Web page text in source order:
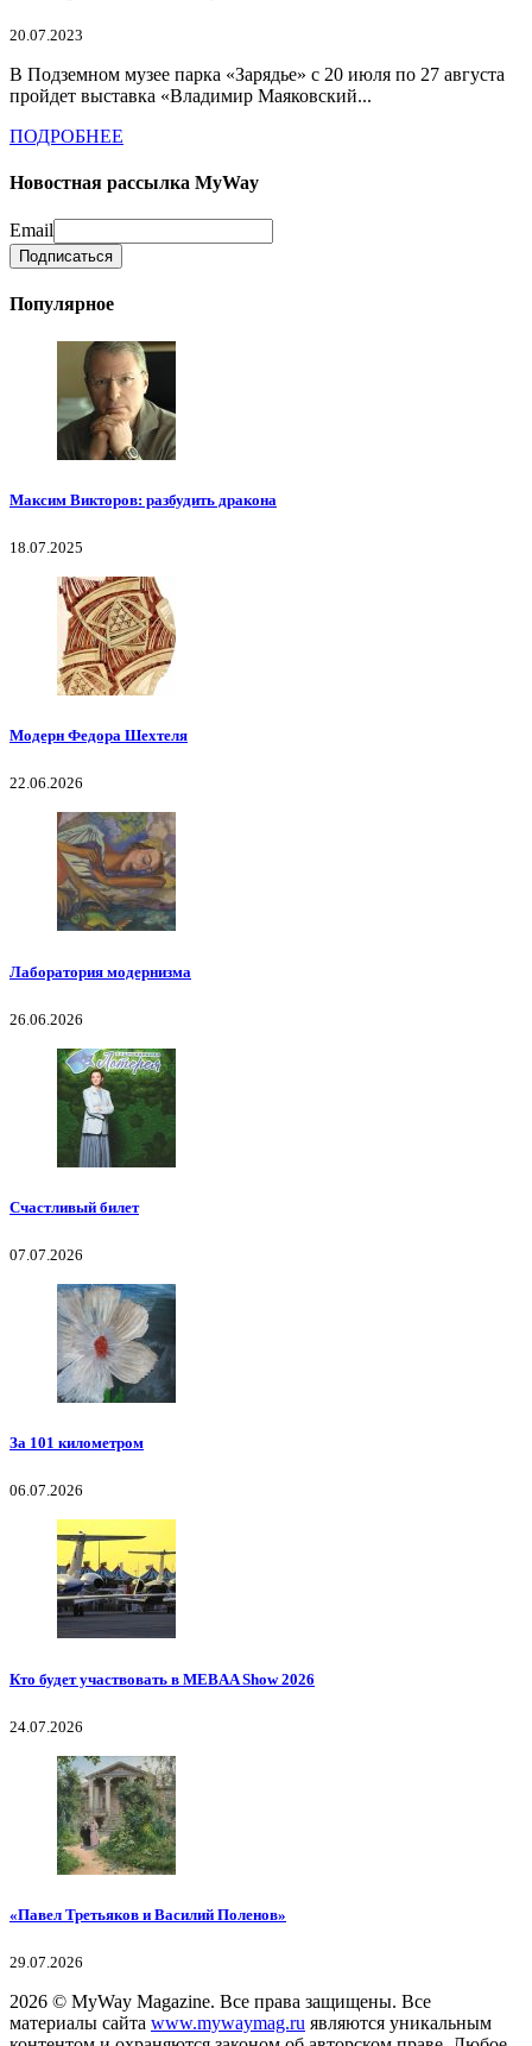
20.07.2023
В Подземном музее парка «Зарядье» с 20 июля по 27 августа
пройдет выставка «Владимир Маяковский...
ПОДРОБНЕЕ
Новостная рассылка MyWay
Email
Популярное
Максим Викторов: разбудить дракона
18.07.2025
Модерн Федора Шехтеля
22.06.2026
Лаборатория модернизма
26.06.2026
Счастливый билет
07.07.2026
За 101 километром
06.07.2026
Кто будет участвовать в MEBAA Show 2026
24.07.2026
«Павел Третьяков и Василий Поленов»
29.07.2026
2026 © MyWay Magazine. Все права защищены. Все
материалы сайта www.mywaymag.ru являются уникальным